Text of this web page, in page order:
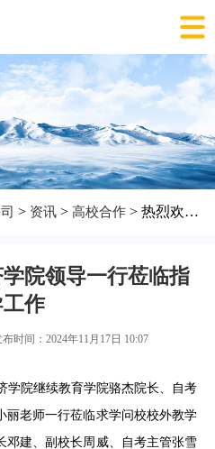
> 资讯 > 高校合作 > 热烈欢迎湖北经济学院领导一行莅临指导工作
院领导一行莅临指
作
布时间：2024年11月17日 10:07
学院继续教育学院骆杰院长、自考
丽老师一行莅临求学问校校外教学
邓建、副校长周威、自考主管张雪